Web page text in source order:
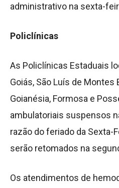
administrativo na sexta-
Policlínicas
As Policlínicas Estaduais
Goiás, São Luís de Montes
Goianésia, Formosa e
ambulatoriais suspensos
razão do feriado da Sexta-
serão retomados na
Os atendimentos de